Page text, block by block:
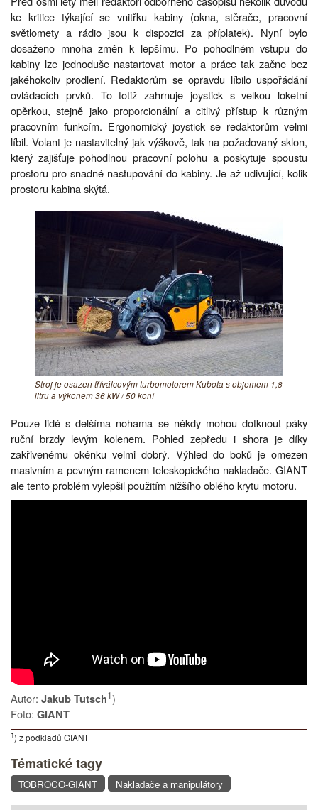
ke kritice týkající se vnitřku kabiny (okna, stěrače, pracovní
světlomety a rádio jsou k dispozici za příplatek). Nyní bylo
dosaženo mnoha změn k lepšímu. Po pohodlném vstupu do
kabiny lze jednoduše nastartovat motor a práce tak začne bez
jakéhokoliv prodlení. Redaktorům se opravdu líbilo uspořádání
ovládacích prvků. To totiž zahrnuje joystick s velkou loketní
opěrkou, stejně jako proporcionální a citlivý přístup k různým
pracovním funkcím. Ergonomický joystick se redaktorům velmi
líbil. Volant je nastavitelný jak výškově, tak na požadovaný sklon,
který zajišťuje pohodlnou pracovní polohu a poskytuje spoustu
prostoru pro snadné nastupování do kabiny. Je až udivující, kolik
prostoru kabina skýtá.
Stroj je osazen tříválcovým turbomotorem Kubota s objemem 1,8
litru a výkonem 36 kW / 50 koní
Pouze lidé s delšíma nohama se někdy mohou dotknout páky
ruční brzdy levým kolenem. Pohled zepředu i shora je díky
zakřivenému okénku velmi dobrý. Výhled do boků je omezen
masivním a pevným ramenem teleskopického nakladače. GIANT
ale tento problém vylepšil použitím nižšího oblého krytu motoru.
Autor: Jakub Tutsch1)
Foto: GIANT
1) z podkladů GIANT
Tématické tagy
TOBROCO-GIANT Nakladače a manipulátory